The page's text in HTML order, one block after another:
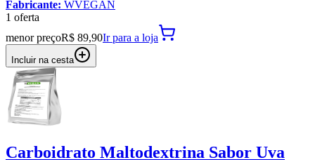
Fabricante: WVEGAN
1 oferta
menor preçoR$ 89,90Ir para a loja
Incluir na cesta
Carboidrato Maltodextrina Sabor Uva